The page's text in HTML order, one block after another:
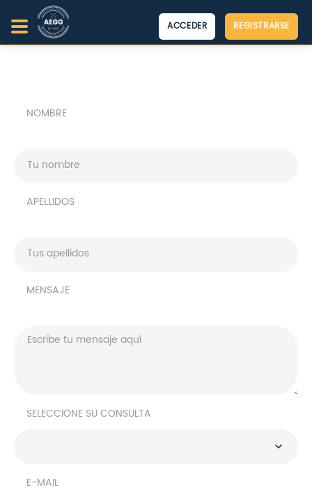
ACCEDER REGISTRARSE
NOMBRE
APELLIDOS
MENSAJE
SELECCIONE SU CONSULTA
E-MAIL